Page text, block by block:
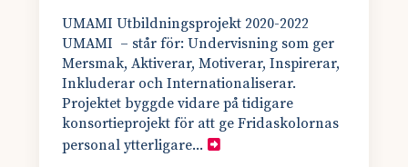
UMAMI Utbildningsprojekt 2020-2022
UMAMI – står för: Undervisning som ger
Mersmak, Aktiverar, Motiverar, Inspirerar,
Inkluderar och Internationaliserar.
Projektet byggde vidare på tidigare
konsortieprojekt för att ge Fridaskolornas
personal ytterligare...